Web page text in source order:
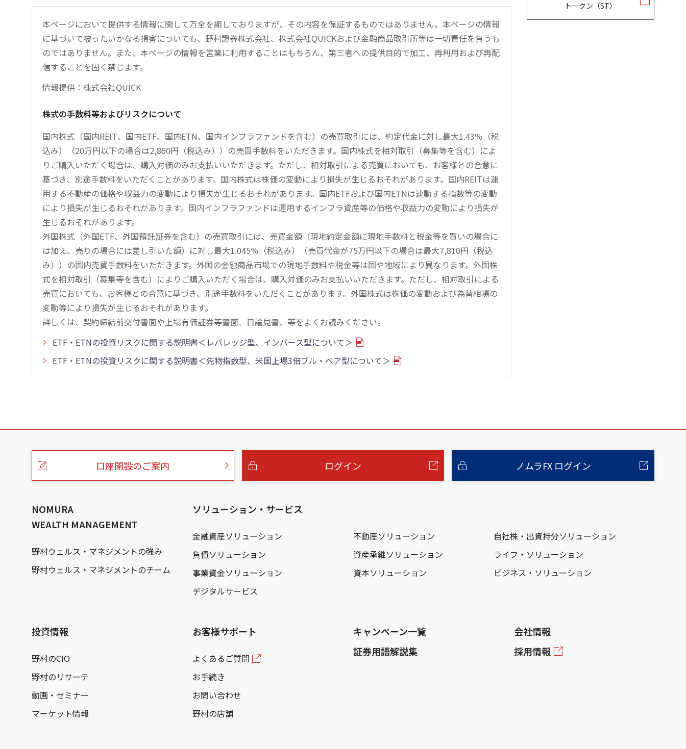
本ページにおいて提供する情報に関して万全を期しておりますが、その内容を保証するものではありません。本ページの情報
に基づいて被ったいかなる損害についても、野村證券株式会社、株式会社QUICKおよび金融商品取引所等は一切責任を負うも
のではありません。また、本ページの情報を営業に利用することはもちろん、第三者への提供目的で加工、再利用および再配
信することを固く禁じます。
情報提供：株式会社QUICK
株式の手数料等およびリスクについて
国内株式（国内REIT、国内ETF、国内ETN、国内インフラファンドを含む）の売買取引には、約定代金に対し最大1.43％（税
込み）（20万円以下の場合は2,860円（税込み））の売買手数料をいただきます。国内株式を相対取引（募集等を含む）によ
りご購入いただく場合は、購入対価のみお支払いいただきます。ただし、相対取引による売買においても、お客様との合意に
基づき、別途手数料をいただくことがあります。国内株式は株価の変動により損失が生じるおそれがあります。国内REITは運
用する不動産の価格や収益力の変動により損失が生じるおそれがあります。国内ETFおよび国内ETNは連動する指数等の変動
により損失が生じるおそれがあります。国内インフラファンドは運用するインフラ資産等の価格や収益力の変動により損失が
生じるおそれがあります。
外国株式（外国ETF、外国預託証券を含む）の売買取引には、売買金額（現地約定金額に現地手数料と税金等を買いの場合に
は加え、売りの場合には差し引いた額）に対し最大1.045％（税込み）（売買代金が75万円以下の場合は最大7,810円（税込
み））の国内売買手数料をいただきます。外国の金融商品市場での現地手数料や税金等は国や地域により異なります。外国株
式を相対取引（募集等を含む）によりご購入いただく場合は、購入対価のみお支払いいただきます。ただし、相対取引による
売買においても、お客様との合意に基づき、別途手数料をいただくことがあります。外国株式は株価の変動および為替相場の
変動等により損失が生じるおそれがあります。
詳しくは、契約締結前交付書面や上場有価証券等書面、目論見書、等をよくお読みください。
ETF・ETNの投資リスクに関する説明書＜レバレッジ型、インバース型について＞
ETF・ETNの投資リスクに関する説明書＜先物指数型、米国上場3倍ブル・ベア型について＞
トークン（ST）
こ
口座開設のご案内 ログイン ノムラFX ログイン
NOMURA
WEALTH MANAGEMENT
野村ウェルス・マネジメントの強み
野村ウェルス・マネジメントのチーム
ソリューション・サービス
金融資産ソリューション 不動産ソリューション
自社株・出資持分ソリューション
負債ソリューション
資産承継ソリューション
ライフ・ソリューション
事業資金ソリューション
資本ソリューション
ビジネス・ソリューション
デジタルサービス
投資情報
野村のCIO
野村のリサーチ
動画・セミナー
マーケット情報
お客様サポート
よくあるご質問
お手続き
お問い合わせ
野村の店舗
キャンペーン一覧
証券用語解説集
会社情報
採用情報